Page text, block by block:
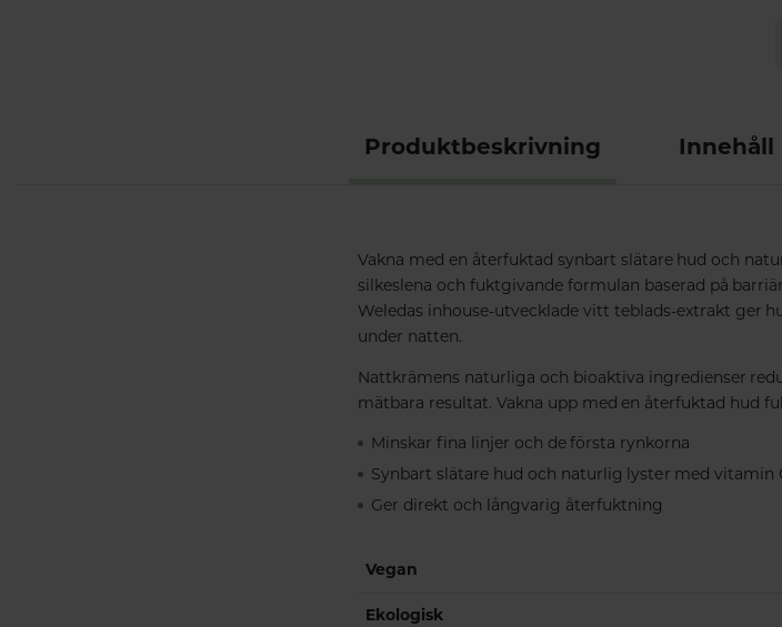
Produktbeskrivning Innehåll
Vakna med en återfuktad synbart slätare hud och
silkeslena och fuktgivande formulan baserad på
Weledas inhouse-utvecklade vitt teblads-extrakt ger
under natten.
Nattkrämens naturliga och bioaktiva ingredienser
mätbara resultat. Vakna upp med en återfuktad hud
Minskar fina linjer och de första rynkorna
Synbart slätare hud och naturlig lyster med vitamin
Ger direkt och långvarig återfuktning
Vegan
Ekologisk